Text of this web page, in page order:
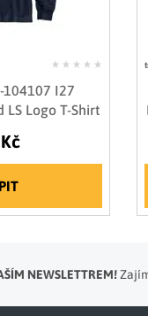
I27
Logo T-Shirt
NEWSLETTREM!